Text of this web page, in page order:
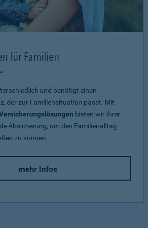
für Familien
und benötigt einen
der zur Familiensituation passt. Mit
bieten wir Ihrer
Absicherung, um den Familienalltag
zu können.
mehr Infos